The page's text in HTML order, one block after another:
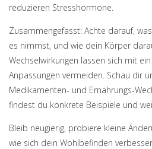
reduzieren Stresshormone.
Zusammengefasst: Achte darauf,
es nimmst, und wie dein Körper
Wechselwirkungen lassen sich mit
Anpassungen vermeiden. Schau dir
Medikamenten‑ und
findest du konkrete Beispiele und
Bleib neugierig, probiere kleine
wie sich dein Wohlbefinden